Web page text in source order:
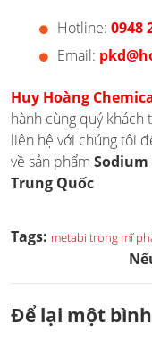
Hotline: 0948
Email:
Huy Hoàng
hành cùng quý khách
liên hệ với chúng tôi
về sản phẩm Sodium
Trung Quốc
Tags: metabi trong mĩ
Để lại một